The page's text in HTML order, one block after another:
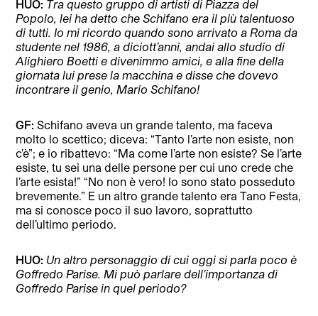
HUO: Tra questo gruppo di artisti di Piazza del
Popolo, lei ha detto che Schifano era il più talentuoso
di tutti. Io mi ricordo quando sono arrivato a Roma da
studente nel 1986, a diciott’anni, andai allo studio di
Alighiero Boetti e divenimmo amici, e alla fine della
giornata lui prese la macchina e disse che dovevo
incontrare il genio, Mario Schifano!
GF:Schifano aveva un grande talento, ma faceva
molto lo scettico; diceva: “Tanto l’arte non esiste, non
c’è”; e io ribattevo: “Ma come l’arte non esiste? Se l’arte
esiste, tu sei una delle persone per cui uno crede che
l’arte esista!” “No non è vero! Io sono stato posseduto
brevemente.” E un altro grande talento era Tano Festa,
ma si conosce poco il suo lavoro, soprattutto
dell’ultimo periodo.
HUO: Un altro personaggio di cui oggi si parla poco è
Goffredo Parise. Mi può parlare dell’importanza di
Goffredo Parise in quel periodo?